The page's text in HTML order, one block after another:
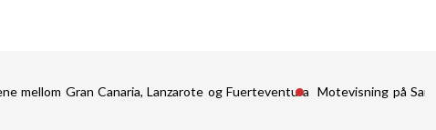
mellom Gran Canaria, Lanzarote og Fuerteventura Motevisning på